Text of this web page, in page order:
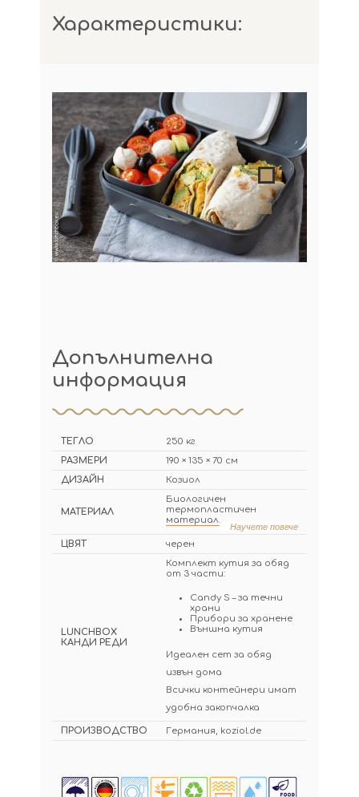
Характеристики:
Допълнителна
информация
ТЕГЛО
250 кг
РАЗМЕРИ
190 × 135 × 70 см
ДИЗАЙН
Козиол
МАТЕРИАЛ
Биологичен
термопластичен
материал.
Научете повече
ЦВЯТ черен
LUNCHBOX
КАНДИ РЕДИ
Комплект кутия за обяд
от 3 части:
Candy S – за течни
храни
Прибори за хранене
Външна кутия
Идеален сет за обяд
извън дома
Всички контейнери имат
удобна закопчалка
ПРОИЗВОДСТВО Германия, koziol.de